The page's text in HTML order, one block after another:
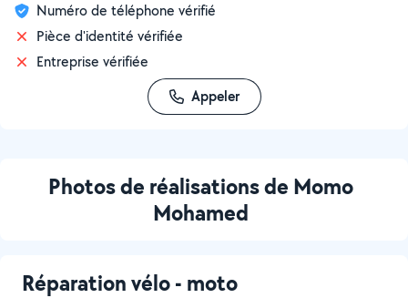
Numéro de téléphone vérifié
Pièce d'identité vérifiée
Entreprise vérifiée
Appeler
Photos de réalisations de Momo
Mohamed
Réparation vélo - moto